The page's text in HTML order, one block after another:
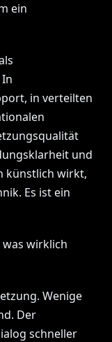
ein
in verteilten
und
künstlich wirkt,
Es ist ein
wirklich
Wenige
Der
schneller